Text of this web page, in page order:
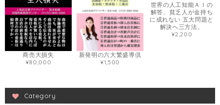
商売大損失
¥80,000
新発明の六大繁盛導倶
¥1,500
世界の人工知能ＡＩの
解答、貧乏人が金持ち
に成れない 五大問題と
解決へ三方法。
¥2,200
Category